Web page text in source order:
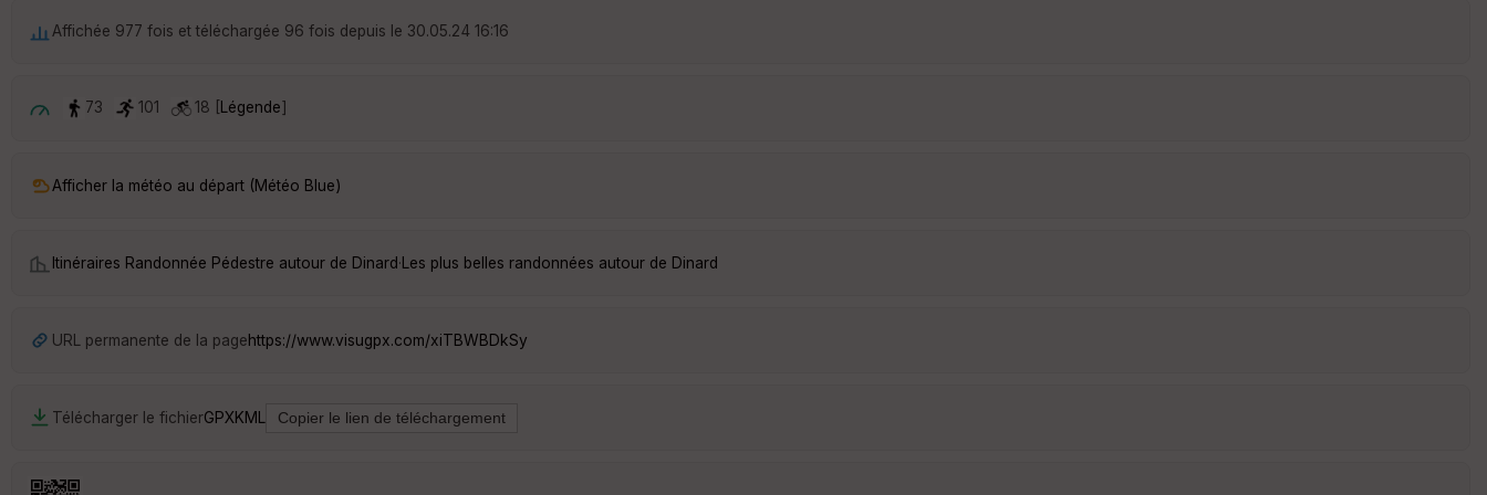
Affichée 977 fois et téléchargée 96 fois depuis le 30.05.24 16:16
73 101 18 [ Légende]
Afficher la météo au départ (Météo Blue)
Itinéraires Randonnée Pédestre autour de Dinard·Les plus belles randonnées autour de Dinard
URL permanente de la pagehttps://www.visugpx.com/xiTBWBDkSy
Télécharger le fichierGPXKML